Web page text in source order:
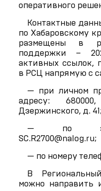
оперативного
Контактные
по Хабаровскому
размещены в
поддержки –
активных ссылок,
в РСЦ напрямую с
— при личном
адресу:
Дзержинского, д. 41;
— по
SC.R2700@nalog.ru;
— по номеру
В
можно направить